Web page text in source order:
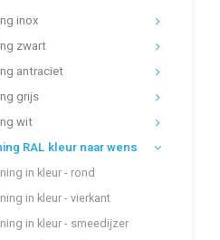
inox
zwart
antraciet
grijs
wit
RAL kleur naar wens
in kleur - rond
in kleur - vierkant
in kleur - smeedijzer